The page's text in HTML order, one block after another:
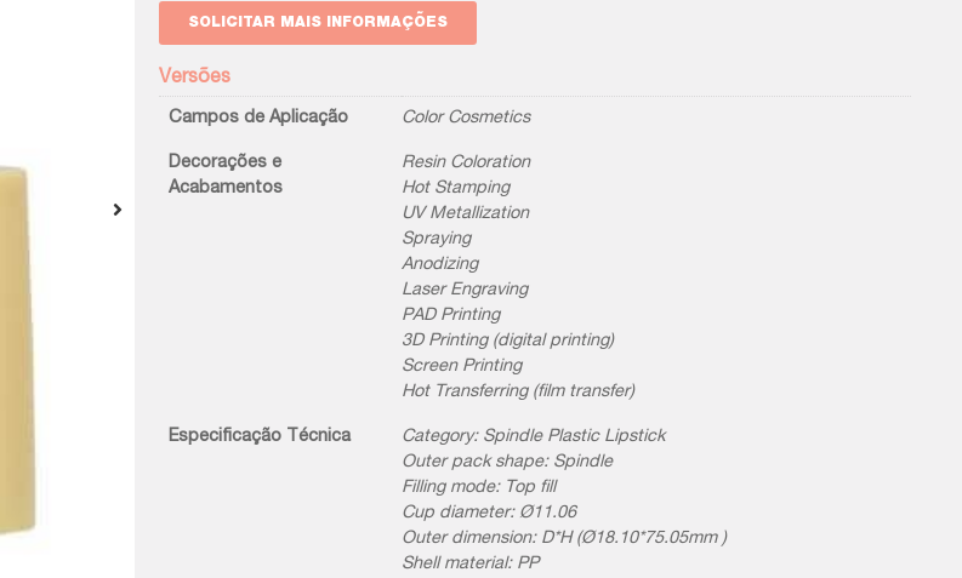
SOLICITAR MAIS INFORMAÇÕES
Versões
Campos de Aplicação Color Cosmetics
Decorações e
Acabamentos
Resin Coloration
Hot Stamping
UV Metallization
Spraying
Anodizing
Laser Engraving
PAD Printing
3D Printing (digital printing)
Screen Printing
Hot Transferring (film transfer)
Especificação Técnica
Category: Spindle Plastic Lipstick
Outer pack shape: Spindle
Filling mode: Top fill
Cup diameter: Ø11.06
Outer dimension: D*H (Ø18.10*75.05mm )
Shell material: PP